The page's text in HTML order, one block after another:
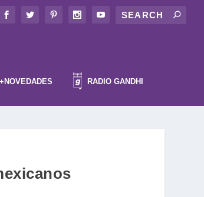
+NOVEDADES RADIO GANDHI